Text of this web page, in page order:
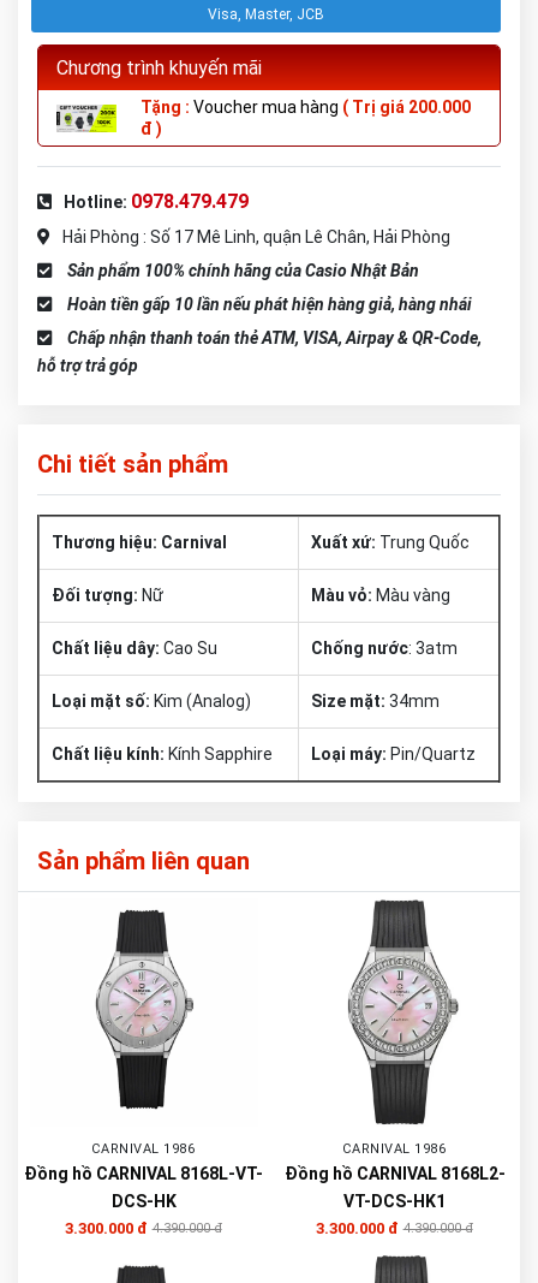
Visa, Master, JCB
Chương trình khuyến mãi
Tặng : Voucher mua hàng ( Trị giá 200.000
đ )
Hotline: 0978.479.479
Hải Phòng : Số 17 Mê Linh, quận Lê Chân, Hải Phòng
Sản phẩm 100% chính hãng của Casio Nhật Bản
Hoàn tiền gấp 10 lần nếu phát hiện hàng giả, hàng nhái
Chấp nhận thanh toán thẻ ATM, VISA, Airpay & QR-Code,
hỗ trợ trả góp
Chi tiết sản phẩm
Thương hiệu: Carnival Xuất xứ: Trung Quốc
Đối tượng: Nữ Màu vỏ: Màu vàng
Chất liệu dây: Cao Su Chống nước: 3atm
Loại mặt số: Kim (Analog) Size mặt: 34mm
Chất liệu kính: Kính Sapphire Loại máy: Pin/Quartz
Sản phẩm liên quan
CARNIVAL 1986
Đồng hồ CARNIVAL 8168L-VT-
DCS-HK
3.300.000 đ 4.390.000 đ
CARNIVAL 1986
Đồng hồ CARNIVAL 8168L2-
VT-DCS-HK1
3.300.000 đ 4.390.000 đ